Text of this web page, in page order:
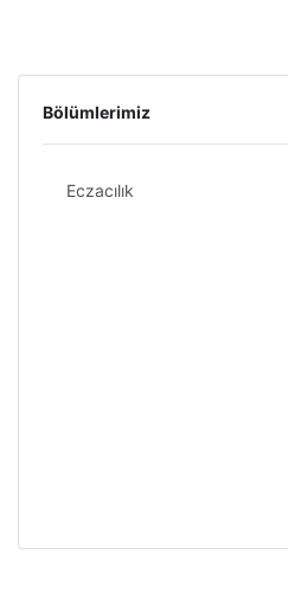
Bölümlerimiz
Eczacılık